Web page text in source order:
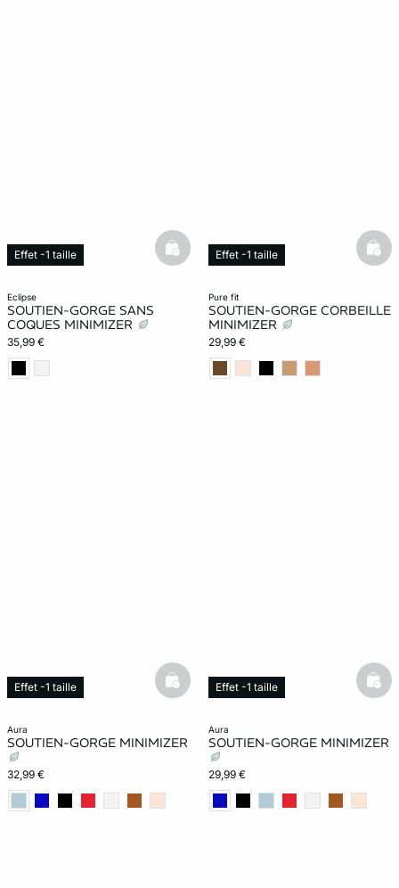
eclipse
SOUTIEN-GORGE SANS
COQUES MINIMIZER
35,99 €
Effet -1 taille basketfull
pure fit
SOUTIEN-GORGE CORBEILLE
MINIMIZER
29,99 €
Effet -1 taille
aura
SOUTIEN-GORGE MINIMIZER
32,99 €
Effet -1 taille basketfull
aura
SOUTIEN-GORGE MINIMIZER
29,99 €
Effet -1 taille